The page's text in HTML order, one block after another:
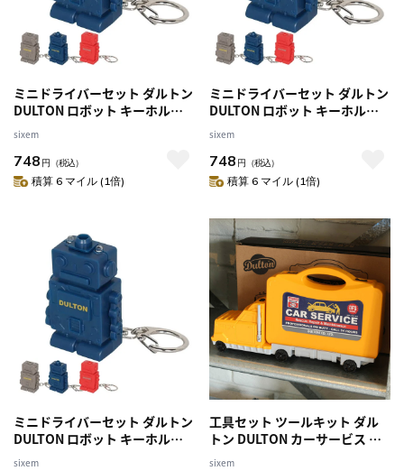
ミニドライバーセット ダルトン
DULTON ロボット キーホルダ
ー （ ドライバーセット 工具キ
ット 工具 おしゃれ D整備工具セ
ット メンテナンス ドライバー
作業工具 家庭用工具セット オ
sixem
748 円 （税込）
積算 6 マイル (1倍)
ミニドライバーセット ダルトン
DULTON ロボット キーホルダ
ー （ ドライバーセット 工具キ
ット 工具 おしゃれ D整備工具セ
ット メンテナンス ドライバー
作業工具 家庭用工具セット オ
sixem
748 円 （税込）
積算 6 マイル (1倍)
ミニドライバーセット ダルトン
DULTON ロボット キーホルダ
ー （ ドライバーセット 工具キ
sixem
工具セット ツールキット ダル
トン DULTON カーサービス （
ドライバーセット 工具キット
sixem